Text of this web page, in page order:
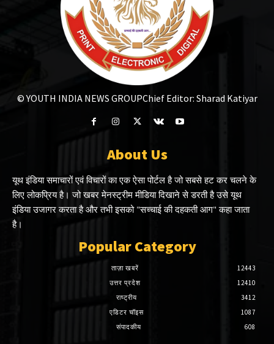
© YOUTH INDIA NEWS GROUPChief Editor: Sharad Katiyar
About Us
यूथ इंडिया समाचारों एवं विचारों का एक ऐसा पोर्टल है जो सबसे हट कर चलने के
लिए लोकप्रिय है। जो खबर मेनस्ट्रीम मीडिया दिखाने से डरती है उसे यूथ
इंडिया उजागर करता है और तभी इसको "सच्चाई की दहकती आग" कहा जाता
है।
Popular Category
ताज़ा खबरें
12443
उत्तर प्रदेश
12410
राष्ट्रीय
3412
एडिटर चॉइस
1087
संपादकीय
608